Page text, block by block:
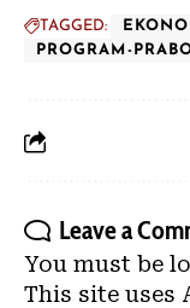
TAGGED:
PROGRAM-
Leave a
You must be
This site uses